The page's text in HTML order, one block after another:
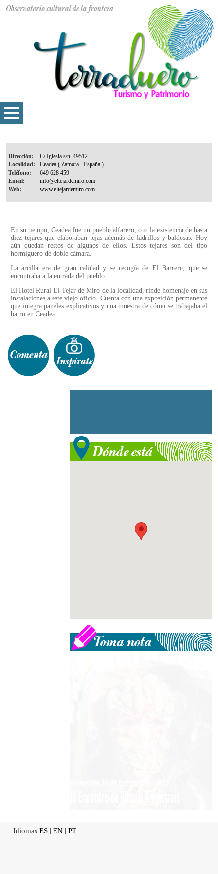
Dirección:
Localidad:
Teléfono:
Email:
Web:
En su tiempo, Ceadea fue un pueblo alfarero, con la existencia de hasta
diez tejares que elaboraban tejas además de ladrillos y baldosas. Hoy
aún quedan restos de algunos de ellos. Estos tejares son del tipo
hormiguero de doble cámara.
La arcilla era de gran calidad y se recogía de El Barrero, que se
encontraba a la entrada del pueblo.
El Hotel Rural El Tejar de Miro de la localidad, rinde homenaje en sus
instalaciones a este viejo oficio. Cuenta con una exposición permanente
que integra paneles explicativos y una muestra de cómo se trabajaba el
barro en Ceadea.
Idiomas ES | EN | PT |